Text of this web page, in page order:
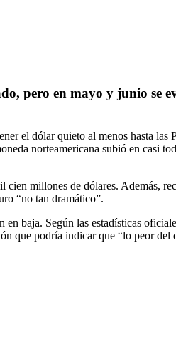
pero en mayo y junio se
el dólar quieto al menos hasta
norteamericana subió en casi
millones de dólares. Además,
“no tan dramático”.
baja. Según las estadísticas
que podría indicar que “lo peor del